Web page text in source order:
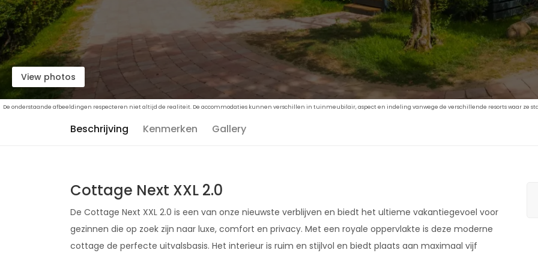
View photos
De onderstaande afbeeldingen respecteren niet altijd de realiteit. De accommodaties kunnen verschillen in tuinmeubilair, aspect en indeling vanwege de verschillende resorts waar ze
Beschrijving Kenmerken Gallery
Cottage Next XXL 2.0
De Cottage Next XXL 2.0 is een van onze nieuwste verblijven en biedt het ultieme vakantiegevoel voor
gezinnen die op zoek zijn naar luxe, comfort en privacy. Met een royale oppervlakte is deze moderne
cottage de perfecte uitvalsbasis. Het interieur is ruim en stijlvol en biedt plaats aan maximaal vijf